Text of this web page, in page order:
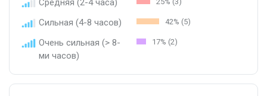
Сильная (4-8 часов) 42% (5)
Очень сильная (> 8-
ми часов)
17% (2)